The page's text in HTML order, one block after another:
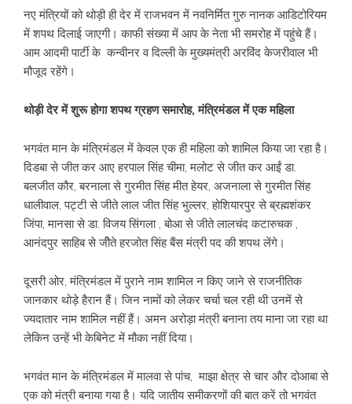
नए मंत्रियों को थोड़ी ही देर में राजभवन में नवनिर्मित गुरु नानक आडिटोरियम
में शपथ दिलाई जाएगी। काफी संख्‍या में आप के नेता भी समरोह में पहुंचे हैं।
आम आदमी पार्टी के कन्‍वीनर व दिल्‍ली के मुख्‍यमंत्री अरविंद केजरीवाल भी
मौजूद रहेंगे।
थोड़ी देर में शुरू होगा शपथ ग्रहण समारोह, मंत्रिमंडल में एक महिला
भगवंत मान के मंत्रिमंडल में केवल एक ही महिला को शामिल किया जा रहा है।
दिडबा से जीत कर आए हरपाल सिंह चीमा, मलोट से जीत कर आईं डा.
बलजीत कौर, बरनाला से गुरमीत सिंह मीत हेयर, अजनाला से गुरमीत सिंह
धालीवाल, पट्टी से जीते लाल जीत सिंह भुल्लर, होशियारपुर से ब्रह्मशंकर
जिंपा, मानसा से डा. विजय सिंगला , बोआ से जीते लालचंद कटारुचक ,
आनंदपुर साहिब से जीेते हरजोत सिंह बैंस मंत्री पद की शपथ लेंगे।
दूसरी ओर, मंत्रिमंडल में पुराने नाम शामिल न किए जाने से राजनीतिक
जानकार थोड़े हैरान हैं। जिन नामों को लेकर चर्चा चल रही थी उनमें से
ज्‍यदातार नाम शामिल नहीं हैं। अमन अरोड़ा मंत्री बनाना तय माना जा रहा था
लेकिन उन्हें भी केबिनेट में मौका नहीं दिया।
भगवंत मान के मंत्रिमंडल में मालवा से पांच, माझा क्षेत्र से चार और दोआबा से
एक को मंत्री बनाया गया है। यदि जातीय समीकरणों की बात करें तो भगवंत